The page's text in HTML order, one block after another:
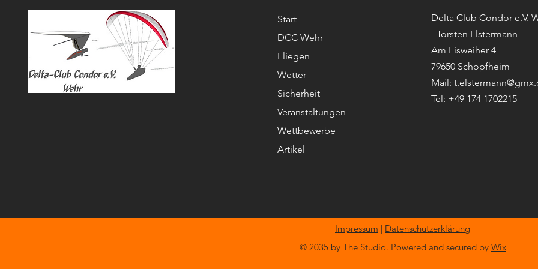
Start
DCC Wehr
Fliegen
Wetter
Sicherheit
Veranstaltungen
Wettbewerbe
Artikel
Delta Club Condor e.V.
- Torsten Elstermann -
Am Eisweiher 4
79650 Schopfheim
Mail:
Tel: +49 174 1702215
© 2035 by The Studio. Powered and secured by Wix
Impressum | Datenschutzerklärung